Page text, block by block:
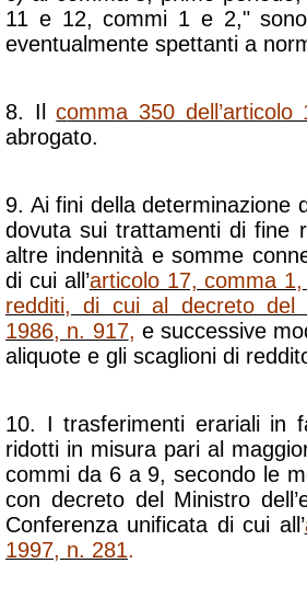
11 e 12, commi 1 e 2,"
eventualmente spettanti a
8. Ilcomma 350
abrogato.
9. Ai fini della determinazione
dovuta sui trattamenti di fine
altre indennità e somme
di cui all’articolo 17, comma
redditi, di cui al decreto del
1986, n. 917, e successive
aliquote e gli scaglioni di
10. I trasferimenti erariali in
ridotti in misura pari al
commi da 6 a 9, secondo le
con decreto del Ministro
Conferenza unificata di cui all’
1997, n. 281.